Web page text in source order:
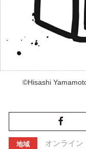
©Hisashi
地域 オンライン